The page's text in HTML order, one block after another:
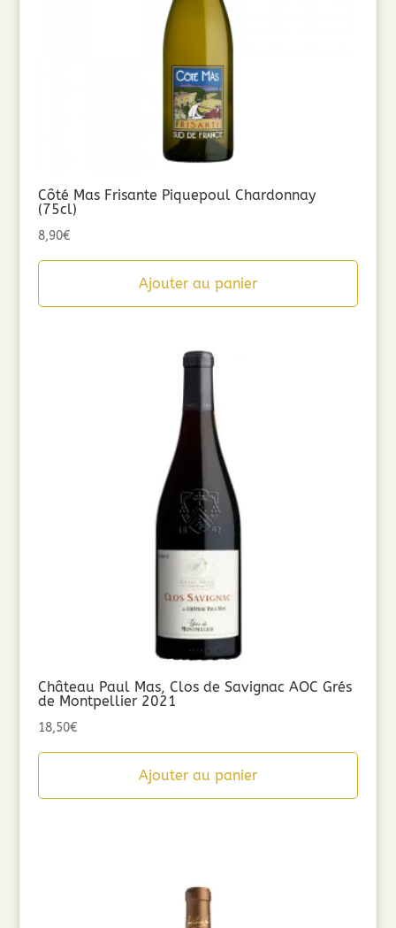
Côté Mas Frisante Piquepoul Chardonnay
(75cl)
8,90€
Ajouter au panier
Château Paul Mas, Clos de Savignac AOC Grés
de Montpellier 2021
18,50€
Ajouter au panier